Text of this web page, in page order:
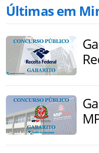
Últimas em